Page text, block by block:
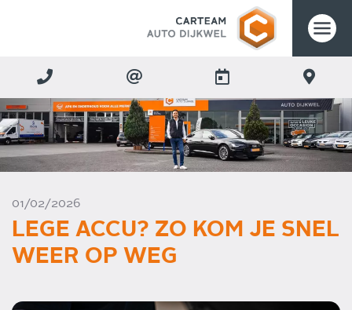
01/02/2026
LEGE ACCU? ZO KOM JE SNEL
WEER OP WEG